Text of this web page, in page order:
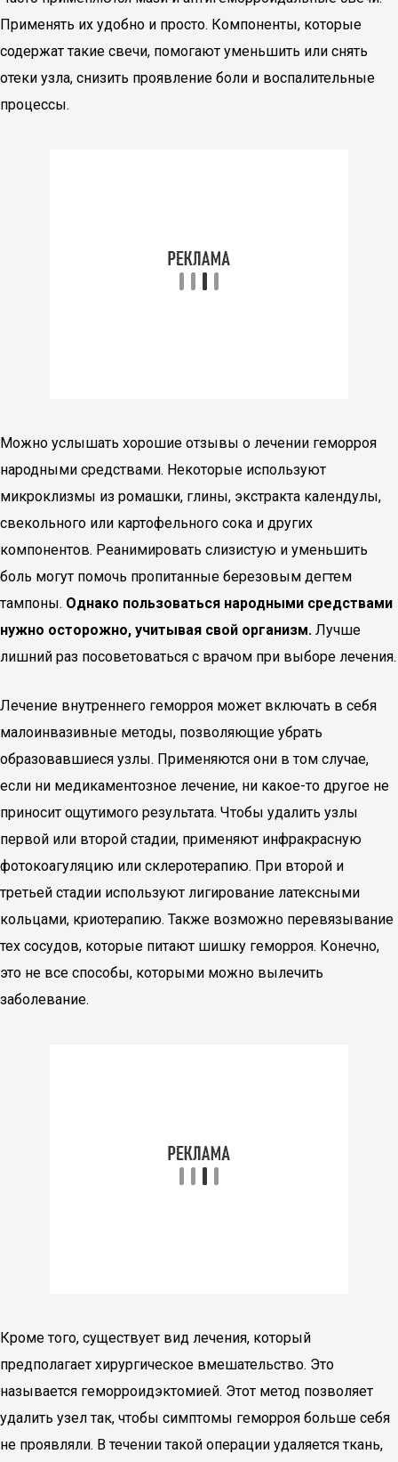
Применять их удобно и просто. Компоненты, которые
содержат такие свечи, помогают уменьшить или снять
отеки узла, снизить проявление боли и воспалительные
процессы.
Можно услышать хорошие отзывы о лечении геморроя
народными средствами. Некоторые используют
микроклизмы из ромашки, глины, экстракта календулы,
свекольного или картофельного сока и других
компонентов. Реанимировать слизистую и уменьшить
боль могут помочь пропитанные березовым дегтем
тампоны. Однако пользоваться народными средствами
нужно осторожно, учитывая свой организм. Лучше
лишний раз посоветоваться с врачом при выборе лечения.
Лечение внутреннего геморроя может включать в себя
малоинвазивные методы, позволяющие убрать
образовавшиеся узлы. Применяются они в том случае,
если ни медикаментозное лечение, ни какое-то другое не
приносит ощутимого результата. Чтобы удалить узлы
первой или второй стадии, применяют инфракрасную
фотокоагуляцию или склеротерапию. При второй и
третьей стадии используют лигирование латексными
кольцами, криотерапию. Также возможно перевязывание
тех сосудов, которые питают шишку геморроя. Конечно,
это не все способы, которыми можно вылечить
заболевание.
Кроме того, существует вид лечения, который
предполагает хирургическое вмешательство. Это
называется геморроидэктомией. Этот метод позволяет
удалить узел так, чтобы симптомы геморроя больше себя
не проявляли. В течении такой операции удаляется ткань,